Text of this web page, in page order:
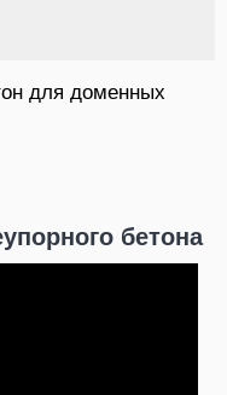
для доменных
бетона